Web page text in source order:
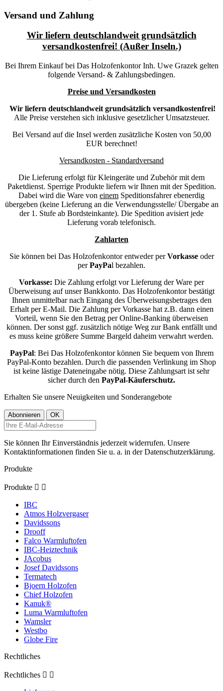
Versand und Zahlung
Wir liefern deutschlandweit grundsätzlich
versandkostenfrei! (Außer Inseln.)
Bei Ihrem Einkauf bei Das Holzofenkontor Inh. Uwe Grazek gelten
folgende Versand- & Zahlungsbedingen.
Preise und Versandkosten
Wir liefern deutschlandweit grundsätzlich versandkostenfrei!
Alle Preise verstehen sich inklusive gesetzlicher Umsatzsteuer.
Bei Versand auf die Insel werden zusätzliche Kosten von 50,00
EUR berechnet!
Versandkosten - Standardversand
Die Lieferung erfolgt für Kleingeräte und Zubehör mit dem
Paketdienst. Sperrige Produkte liefern wir Ihnen mit der Spedition.
Dabei wird die Ware von einem Speditionsfahrer ebenerdig
übergeben (keine Lieferung an die Verwendungsstelle/ Übergabe an
der 1. Stufe ab Bordsteinkante). Die Spedition avisiert jede
Lieferung vorab telefonisch.
Zahlarten
Sie können bei Das Holzofenkontor entweder perVorkasseoder
perPayPal bezahlen.
Vorkasse: Die Zahlung erfolgt vor Lieferung der Ware per
Überweisung auf unser Bankkonto. Das Holzofenkontor bestätigt
Ihnen unmittelbar nach Eingang des Überweisungsbetrages den
Erhalt per E-Mail. Die Zahlung per Vorkasse hat z.B. dann einen
Vorteil, wenn Sie den Betrag per Online-Banking überweisen
können. Der sonst ggf. zusätzlich nötige Weg zur Bank entfällt und
es muss keine größere Summe Bargeld daheim verwahrt werden.
PayPal: Bei Das Holzofenkontor können Sie bequem von Ihrem
PayPal-Konto bezahlen. Durch die passenden Verlinkung im Shop
ist keine lästige Dateneingabe nötig. Diese Zahlungsart ist sehr
sicher durch den PayPal-Käuferschutz.
Erhalten Sie unsere Neuigkeiten und Sonderangebote
Sie können Ihr Einverständnis jederzeit widerrufen. Unsere
Kontaktinformationen finden Sie u. a. in der Datenschutzerklärung.
Produkte
Produkte  
IBC
Atmos Holzvergaser
Davidssons
Drooff
Falco Warmluftofen
IBC-Heiztechnik
JAcobus
Josef Davidssons
Termatech
Bjoern Holzofen
Chief Holzofen
Kanuk®
Luma Warmluftofen
Wamsler
Westbo
Globe Fire
Rechtliches
Rechtliches  